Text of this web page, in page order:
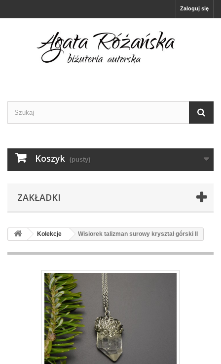
Zaloguj się
Koszyk (pusty)
ZAKŁADKI
Kolekcje Wisiorek talizman surowy kryształ górski II